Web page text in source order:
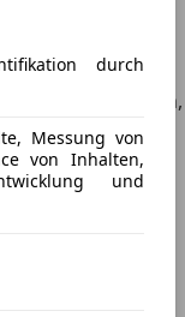
durch
Messung von
von Inhalten,
und
radikalen Ansatz:
über
wird es
wird per Touch,
Beim
Ja, das kann
an das neue
nicht schlechter.
Der GLC EQ